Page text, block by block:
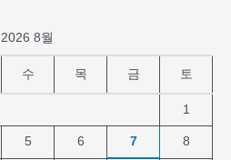
2026 8월
수 목 금 토
1
5 6 7 8